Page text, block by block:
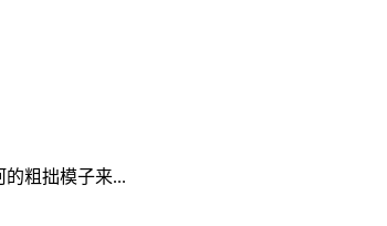
粗拙模子来...